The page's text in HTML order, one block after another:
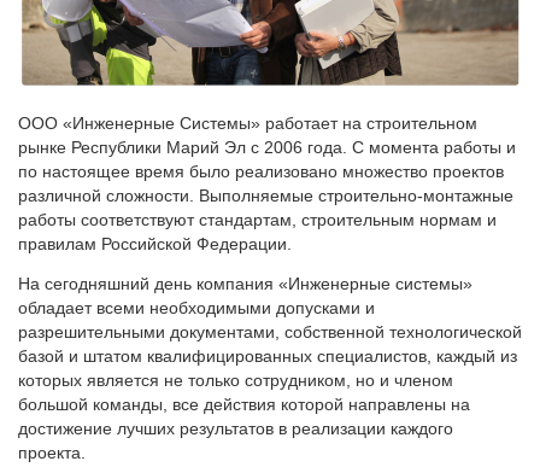
ООО «Инженерные Системы» работает на строительном
рынке Республики Марий Эл с 2006 года. С момента работы и
по настоящее время было реализовано множество проектов
различной сложности. Выполняемые строительно-монтажные
работы соответствуют стандартам, строительным нормам и
правилам Российской Федерации.
На сегодняшний день компания «Инженерные системы»
обладает всеми необходимыми допусками и
разрешительными документами, собственной технологической
базой и штатом квалифицированных специалистов, каждый из
которых является не только сотрудником, но и членом
большой команды, все действия которой направлены на
достижение лучших результатов в реализации каждого
проекта.